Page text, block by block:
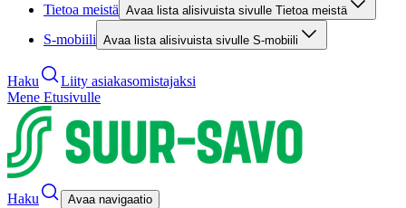
Tietoa meistä Avaa lista alisivuista sivulle Tietoa meistä
S-mobiili Avaa lista alisivuista sivulle S-mobiili
Haku
Liity asiakasomistajaksi
Mene Etusivulle
Haku Avaa navigaatio